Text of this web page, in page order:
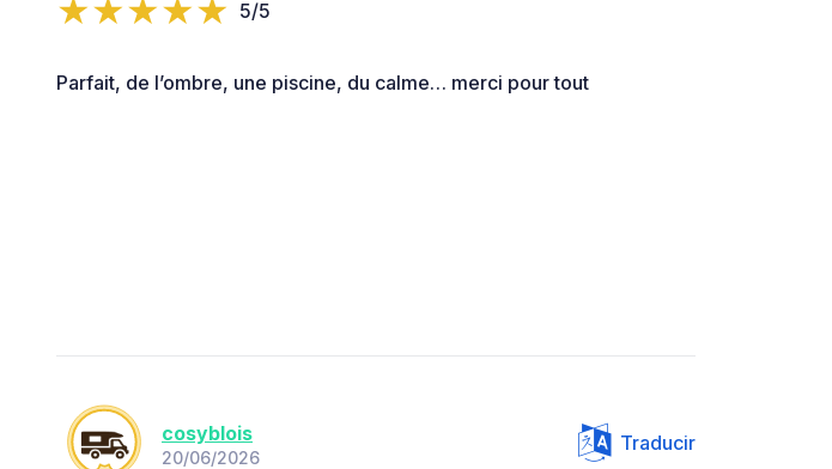
5/5
Parfait, de l’ombre, une piscine, du calme… merci pour tout
cosyblois
20/06/2026
Traducir